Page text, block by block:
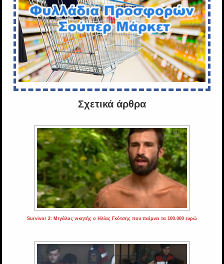
Σχετικά άρθρα
Survivor 2: Μεγάλος νικητής ο Ηλίας Γκότσης που παίρνει τα 100.000 ευρώ